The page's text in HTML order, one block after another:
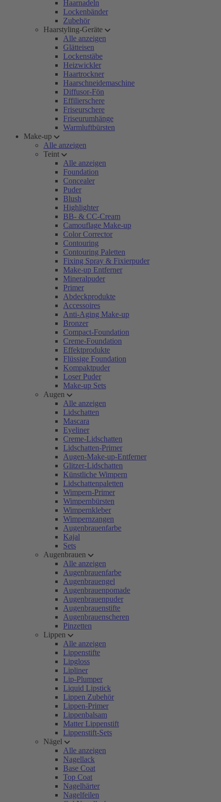
Haarnadeln
Lockenbänder
Zubehör
Haarstyling-Geräte
Alle anzeigen
Glätteisen
Lockenstäbe
Heizwickler
Haartrockner
Haarschneidemaschine
Diffusor-Fön
Effilierschere
Friseurschere
Friseurumhänge
Warmluftbürsten
Make-up
Alle anzeigen
Teint
Alle anzeigen
Foundation
Concealer
Puder
Blush
Highlighter
BB- & CC-Cream
Camouflage Make-up
Color Corrector
Contouring
Contouring Paletten
Fixing Spray & Fixierpuder
Make-up Entferner
Mineralpuder
Primer
Abdeckprodukte
Accessoires
Anti-Aging Make-up
Bronzer
Compact-Foundation
Creme-Foundation
Effektprodukte
Flüssige Foundation
Kompaktpuder
Loser Puder
Make-up Sets
Augen
Alle anzeigen
Lidschatten
Mascara
Eyeliner
Creme-Lidschatten
Lidschatten-Primer
Augen-Make-up-Entferner
Glitzer-Lidschatten
Künstliche Wimpern
Lidschattenpaletten
Wimpern-Primer
Wimpernbürsten
Wimpernkleber
Wimpernzangen
Augenbrauenfarbe
Kajal
Sets
Augenbrauen
Alle anzeigen
Augenbrauenfarbe
Augenbrauengel
Augenbrauenpomade
Augenbrauenpuder
Augenbrauenstifte
Augenbrauenscheren
Pinzetten
Lippen
Alle anzeigen
Lippenstifte
Lipgloss
Lipliner
Lip-Plumper
Liquid Lipstick
Lippen Zubehör
Lippen-Primer
Lippenbalsam
Matter Lippenstift
Lippenstift-Sets
Nägel
Alle anzeigen
Nagellack
Base Coat
Top Coat
Nagelhärter
Nagelfeilen